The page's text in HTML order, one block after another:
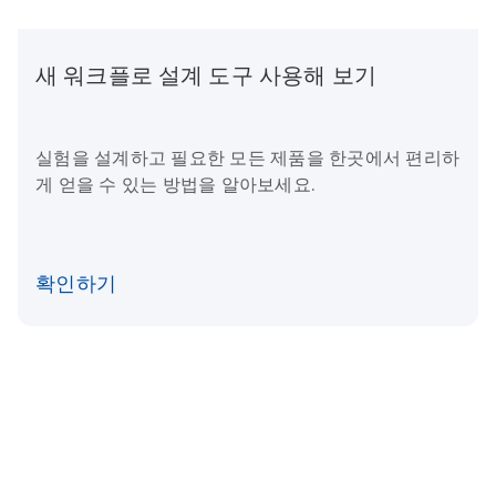
새 워크플로 설계 도구 사용해 보기
실험을 설계하고 필요한 모든 제품을 한곳에서 편리하
게 얻을 수 있는 방법을 알아보세요.
확인하기